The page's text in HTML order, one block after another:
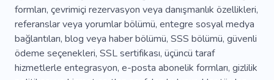
formları, çevrimiçi rezervasyon veya danışmanlık özellikleri,
referanslar veya yorumlar bölümü, entegre sosyal medya
bağlantıları, blog veya haber bölümü, SSS bölümü, güvenli
ödeme seçenekleri, SSL sertifikası, üçüncü taraf
hizmetlerle entegrasyon, e-posta abonelik formları, gizlilik